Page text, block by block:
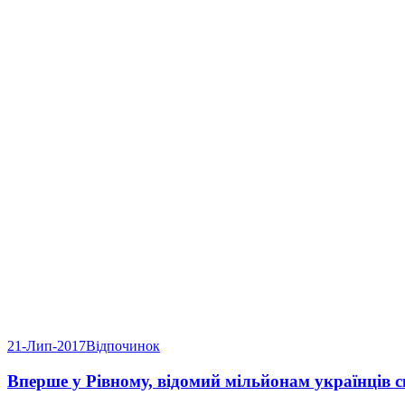
21-Лип-2017Відпочинок
Вперше у Рівному, відомий мільйонам українців